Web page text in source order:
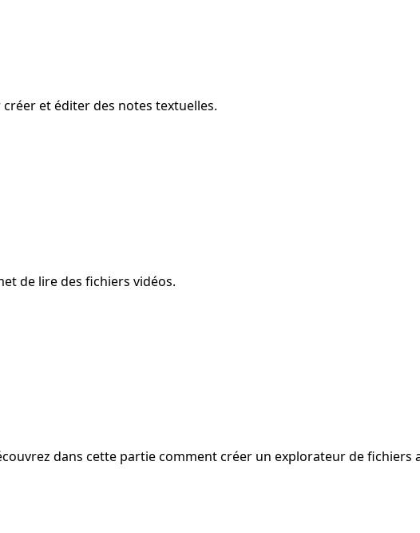
et éditer des notes textuelles.
de lire des fichiers vidéos.
dans cette partie comment créer un explorateur de fichiers